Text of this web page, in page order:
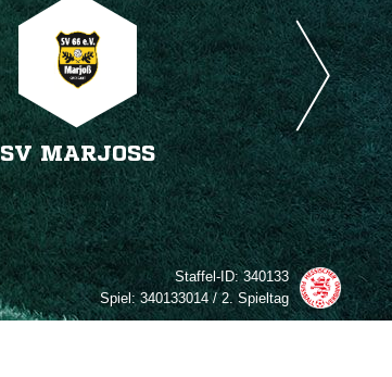
SV MARJOSS
Staffel-ID:340133
Spiel:340133014 / 2. Spieltag